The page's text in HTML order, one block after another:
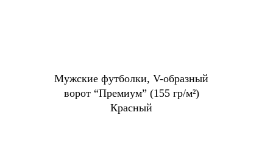
Мужские футболки, V-образный
ворот “Премиум” (155 гр/м²)
Красный